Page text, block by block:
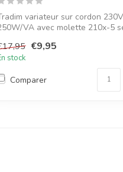
variateur sur cordon
VA avec molette 210x-5
€9,95
stock
Comparer